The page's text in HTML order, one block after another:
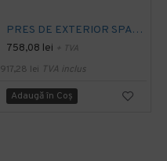
PRES DE EXTERIOR SPAGHETTI CITI 14 MM, FARA STRAT SUPORT, CARBUNE
758,08 lei + TVA
917,28 lei TVA inclus
Adaugă în Coş